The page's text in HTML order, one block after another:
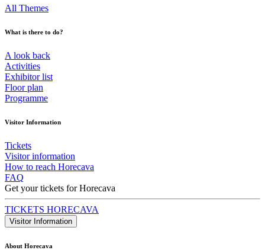
All Themes
What is there to do?
A look back
Activities
Exhibitor list
Floor plan
Programme
Visitor Information
Tickets
Visitor information
How to reach Horecava
FAQ
Get your tickets for Horecava
TICKETS HORECAVA
Visitor Information
About Horecava